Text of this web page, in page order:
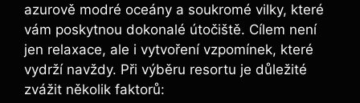
azurově modré oceány a soukromé vilky, které
vám poskytnou dokonalé útočiště. Cílem není
jen relaxace, ale i vytvoření vzpomínek, které
vydrží navždy. Při výběru resortu je důležité
zvážit několik faktorů: